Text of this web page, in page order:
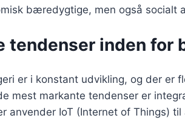
bæredygtige, men også socialt
tendenser inden
er i konstant udvikling, og der er
mest markante tendenser er
anvender IoT (Internet of Things)